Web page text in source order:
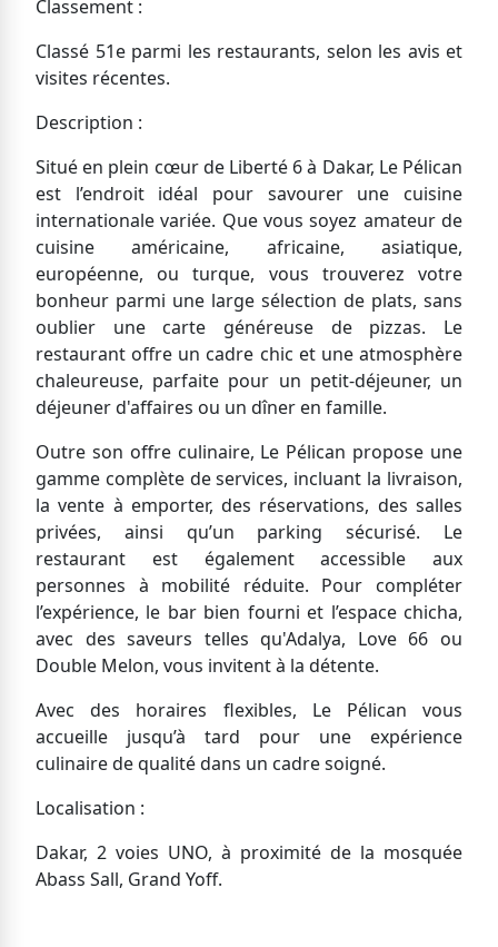
Classement :
Classé 51e parmi les restaurants, selon les avis et
visites récentes.
Description :
Situé en plein cœur de Liberté 6 à Dakar, Le Pélican
est l’endroit idéal pour savourer une cuisine
internationale variée. Que vous soyez amateur de
cuisine américaine, africaine, asiatique,
européenne, ou turque, vous trouverez votre
bonheur parmi une large sélection de plats, sans
oublier une carte généreuse de pizzas. Le
restaurant offre un cadre chic et une atmosphère
chaleureuse, parfaite pour un petit-déjeuner, un
déjeuner d'affaires ou un dîner en famille.
Outre son offre culinaire, Le Pélican propose une
gamme complète de services, incluant la livraison,
la vente à emporter, des réservations, des salles
privées, ainsi qu’un parking sécurisé. Le
restaurant est également accessible aux
personnes à mobilité réduite. Pour compléter
l’expérience, le bar bien fourni et l’espace chicha,
avec des saveurs telles qu'Adalya, Love 66 ou
Double Melon, vous invitent à la détente.
Avec des horaires flexibles, Le Pélican vous
accueille jusqu’à tard pour une expérience
culinaire de qualité dans un cadre soigné.
Localisation :
Dakar, 2 voies UNO, à proximité de la mosquée
Abass Sall, Grand Yoff.